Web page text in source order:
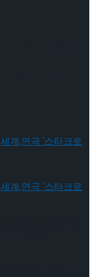
세계,연극 ‘스
신지아,
프리 2
리즈 2차 대회 여